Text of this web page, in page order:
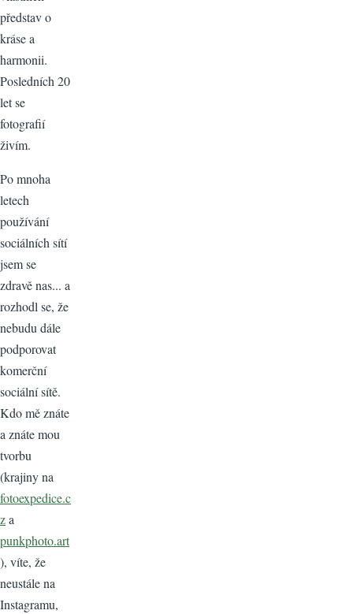
představ o
kráse a
harmonii.
Posledních 20
let se
fotografií
živím.
Po mnoha
letech
používání
sociálních sítí
jsem se
zdravě nas... a
rozhodl se, že
nebudu dále
podporovat
komerční
sociální sítě.
Kdo mě znáte
a znáte mou
tvorbu
(krajiny na
fotoexpedice.c
za
punkphoto.art
), víte, že
neustále na
Instagramu,